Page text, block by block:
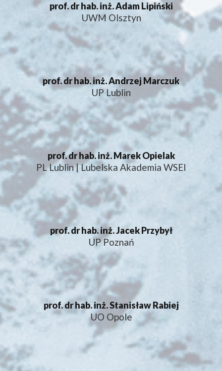
prof. dr hab. inż. Adam Lipiński
UWM Olsztyn
prof. dr hab. inż. Andrzej Marczuk
UP Lublin
prof. dr hab. inż. Marek Opielak
PL Lublin | Lubelska Akademia WSEI
prof. dr hab. inż. Jacek Przybył
UP Poznań
prof. dr hab. inż. Stanisław Rabiej
UO Opole